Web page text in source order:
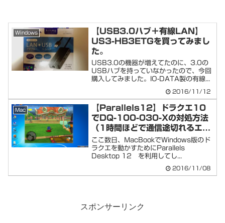
Windows
【USB3.0ハブ＋有線LAN】
US3-HB3ETGを買ってみまし
た。
USB3.0の機器が増えてたのに、3.0の
USBハブを持っていなかったので、今回
購入してみました。IO-DATA製の有線...
2016/11/12
Mac
【Parallels12】ドラクエ10
でDQ-100-030-Xの対処方法
（1時間ほどで通信途切れるエラ
ー）
ここ数日、MacBookでWindows版のド
ラクエを動かすためにParallels
Desktop 12 を利用してし...
2016/11/08
スポンサーリンク